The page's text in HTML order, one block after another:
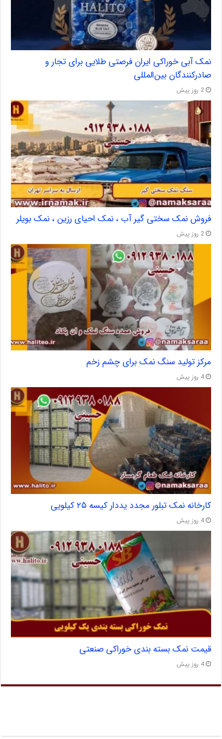
نمک آبی خوراکی ایران فرصتی طلایی برای تجار و
صادرکنندگان بین‌المللی
2 روز پیش
فروش نمک سختی گیر آب ، نمک احیای رزین ، نمک بویلر
2 روز پیش
مرکز تولید سنگ نمک برای چشم زخم
4 روز پیش
کارخانه نمک تبلور مجدد یددار کیسه ۲۵ کیلویی
4 روز پیش
قیمت نمک بسته بندی خوراکی صنعتی
4 روز پیش